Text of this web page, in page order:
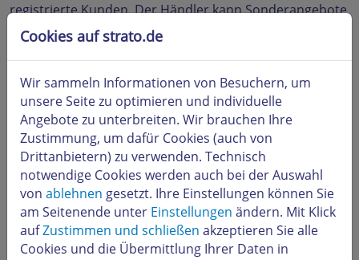
registrierte Kunden. Der Händler kann Sonderangebote
optisch hervorheben und per „Cross-Selling“ auf
ausgewählte Artikel hinweisen. Die Shops sind
außerdem optimal vorbereitet auf die Nutzung des
etablierten „Trusted Shops“-Siegels, einem Zertifikat,
das Betreibern die Sicherheit des Systems und die
Seriosität des Shops bestätigt.
6. Top aktuelle Zahlungsarten
Top aktuelle Zahlungsarten–Überweisung (Vorkasse),
Nachnahme, Kreditkarte, Bankeinzug (ELV). Anbindung
an PayPal, Moneybookers, WorldPay runden die
vielfältigen sicheren Zahlungssysteme ab. Ab Webshop
Cookies auf strato.de
Wir sammeln Informationen von Besuchern, um
unsere Seite zu optimieren und individuelle
Angebote zu unterbreiten. Wir brauchen Ihre
Zustimmung, um dafür Cookies (auch von
Drittanbietern) zu verwenden. Technisch
notwendige Cookies werden auch bei der Auswahl
von ablehnen gesetzt. Ihre Einstellungen können Sie
am Seitenende unter Einstellungen ändern. Mit Klick
aufZustimmen und schließen akzeptieren Sie alle
Cookies und die Übermittlung Ihrer Daten in